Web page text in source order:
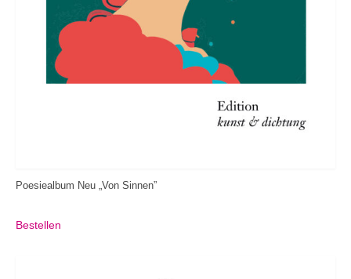
Poesiealbum Neu „Von Sinnen”
Bestellen